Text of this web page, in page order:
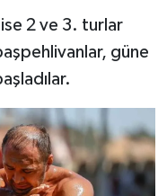
2 ve 3. turlar
güne